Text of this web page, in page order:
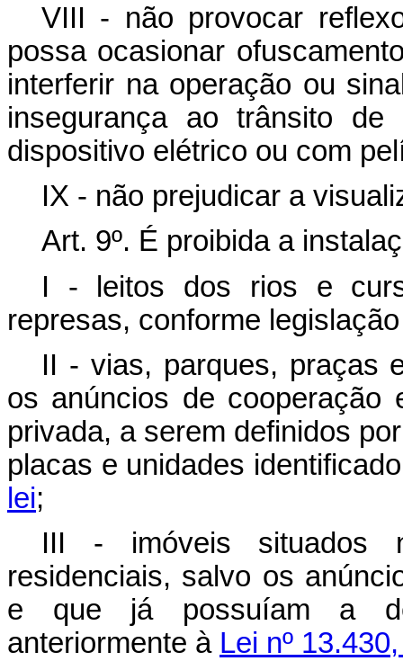
VIII - não provocar
possa ocasionar
interferir na operação ou
insegurança ao trânsito de
dispositivo elétrico ou com
IX - não prejudicar a
Art. 9º. É proibida a
I - leitos dos rios e
represas, conforme
II - vias, parques, praças
os anúncios de cooperação
privada, a serem definidos
placas e unidades
lei;
III - imóveis situados
residenciais, salvo os
e que já possuíam a
anteriormente à Lei nº